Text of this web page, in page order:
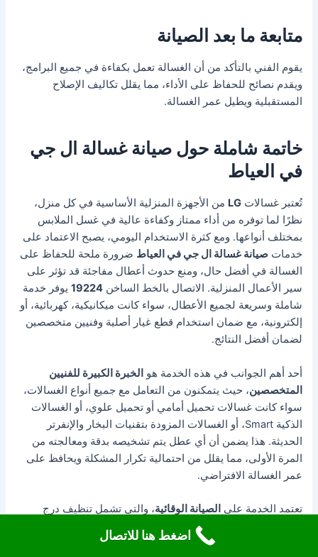
متابعة ما بعد الصيانة
يقوم الفني بالتأكد من أن الغسالة تعمل بكفاءة في جميع البرامج،
ويقدم نصائح للحفاظ على الأداء، مما يقلل تكاليف الإصلاح
المستقبلية ويطيل عمر الغسالة.
خاتمة شاملة حول صيانة غسالة ال جي
في العياط
تُعتبر غسالاتLG من الأجهزة المنزلية الأساسية في كل منزل،
نظرًا لما توفره من أداء ممتاز وكفاءة عالية في غسل الملابس
بمختلف أنواعها. ومع كثرة الاستخدام اليومي، يصبح الاعتماد على
خدماتصيانة غسالة ال جي في العياط ضرورة ملحة للحفاظ على
الغسالة في أفضل حال، ومنع حدوث أعطال مفاجئة قد تؤثر على
سير الأعمال المنزلية. الاتصال بالخط الساخن19224 يوفر خدمة
شاملة وسريعة لجميع الأعطال، سواء كانت ميكانيكية، كهربائية، أو
إلكترونية، مع ضمان استخدام قطع غيار أصلية وفنيين متخصصين
لضمان أفضل النتائج.
أحد أهم الجوانب في هذه الخدمة هو الخبرة الكبيرة للفنيين
المتخصصين، حيث يتمكنون من التعامل مع جميع أنواع الغسالات،
سواء كانت غسالات تحميل أمامي أو تحميل علوي، أو الغسالات
الذكية Smart، أو الغسالات المزودة بتقنيات البخار والإنفرتر
الحديثة. هذا يضمن أن أي عطل يتم تشخيصه بدقة ومعالجته من
المرة الأولى، مما يقلل من احتمالية تكرار المشكلة ويحافظ على
عمر الغسالة الافتراضي.
تعتمد الخدمة على الصيانة الوقائية، والتي تشمل تنظيف درج
المسحوق والفلاتر، فحص السير والبلي والموتور والحساسات،
وضبط اللوحات الإلكترونية والبرامج الذكية. هذه الإجراءات تمنع
اضغط هنا للاتصال